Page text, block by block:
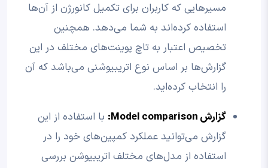
مسیرهایی که کاربران برای تکمیل کانورژن از آن‌ها
استفاده کرده‌اند به شما می‌دهد. همچنین
تخصیص اعتبار به تاچ پوینت‌های مختلف در این
گزارش‌ها بر اساس نوع اتریبیوشنی می‌باشد که آن
را انتخاب کرده‌اید.
گزارش Model comparison
: با استفاده از این
گزارش می‌توانید عملکرد کمپین‌های خود را در
استفاده از مدل‌های مختلف اتریبیوشن بررسی